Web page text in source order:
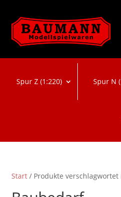
Spur Z (1:220) Spur N
Start / Produkte verschlagwortet